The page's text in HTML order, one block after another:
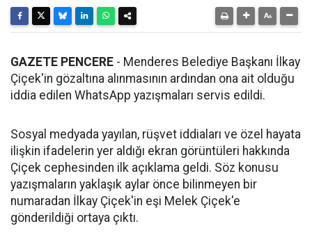
GAZETE PENCERE - Menderes Belediye Başkanı İlkay
Çiçek'in gözaltına alınmasının ardından ona ait olduğu
iddia edilen WhatsApp yazışmaları servis edildi.
Sosyal medyada yayılan, rüşvet iddiaları ve özel hayata
ilişkin ifadelerin yer aldığı ekran görüntüleri hakkında
Çiçek cephesinden ilk açıklama geldi. Söz konusu
yazışmaların yaklaşık aylar önce bilinmeyen bir
numaradan İlkay Çiçek'in eşi Melek Çiçek'e
gönderildiği ortaya çıktı.